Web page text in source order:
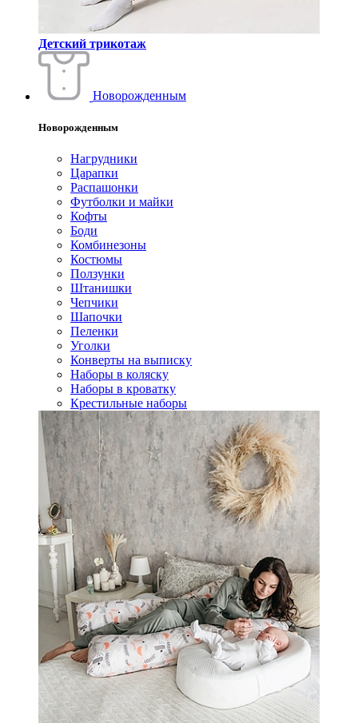
Детский трикотаж
Новорожденным
Новорожденным
Нагрудники
Царапки
Распашонки
Футболки и майки
Кофты
Боди
Комбинезоны
Костюмы
Ползунки
Штанишки
Чепчики
Шапочки
Пеленки
Уголки
Конверты на выписку
Наборы в коляску
Наборы в кроватку
Крестильные наборы